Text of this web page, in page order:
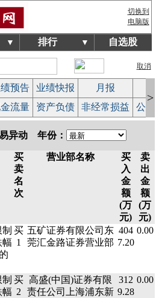
切换到
电脑版
▼ 排行 ▼ 自选股
取消
预告 业绩快报 月报
流量 资产负债 非经常损益 公
>
异动 年份：
买
卖
名
次
营业部名称
买
入
金
额
(万
元)
卖
出
金
额
(万
元)
幅
买
1
五矿证券有限公司东
莞汇金路证券营业部
404
7.20
0.00
幅
买
2
高盛(中国)证券有限
责任公司上海浦东新
312
9.28
0.00